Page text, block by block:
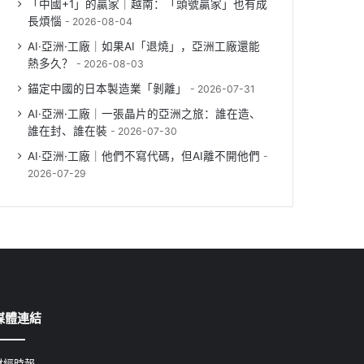
「中國+1」的贏家｜越南：「頭號贏家」也有成
長煩惱
2026-08-04
AI·亞洲·工廠｜如果AI「退燒」，亞洲工廠還能
熱多久？
2026-08-03
錨定中國的日本製造業「剝離」 2026-07-31
AI·亞洲·工廠｜一張晶片的亞洲之旅：誰在造、
誰在封、誰在裝
2026-07-30
AI·亞洲·工廠｜他們不寫代碼，但AI離不開他們
2026-07-29
體連結